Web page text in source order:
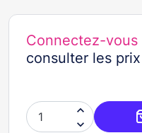
Connectez-vous
consulter les prix

